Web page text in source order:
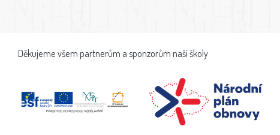
Děkujeme všem partnerům a sponzorům naší školy